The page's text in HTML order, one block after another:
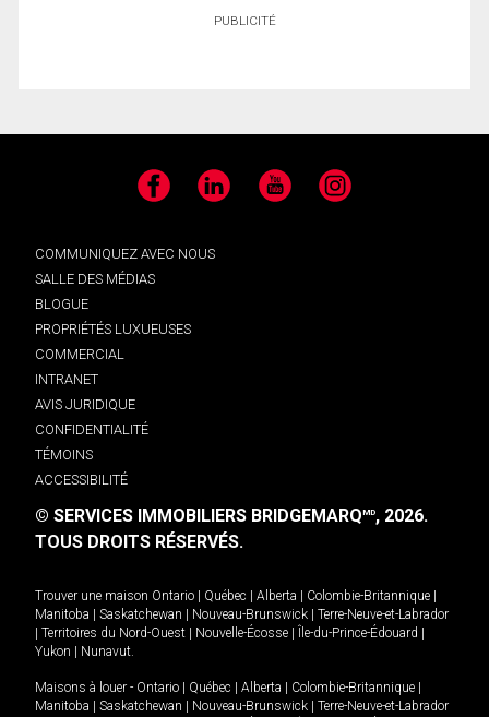
PUBLICITÉ
Facebook LinkedIn YouTube Instagram
COMMUNIQUEZ AVEC NOUS
SALLE DES MÉDIAS
BLOGUE
PROPRIÉTÉS LUXUEUSES
COMMERCIAL
INTRANET
AVIS JURIDIQUE
CONFIDENTIALITÉ
TÉMOINS
ACCESSIBILITÉ
© SERVICES IMMOBILIERS BRIDGEMARQMD, 2026.
TOUS DROITS RÉSERVÉS.
Trouver une maison Ontario Québec Alberta Colombie-Britannique
Manitoba
Saskatchewan Nouveau-Brunswick
Terre-Neuve-et-Labrador
Territoires du Nord-Ouest Nouvelle-Écosse Île-du-Prince-Édouard
Yukon
Nunavut.
Maisons à louer - Ontario Québec Alberta Colombie-Britannique
Manitoba
Saskatchewan Nouveau-Brunswick
Terre-Neuve-et-Labrador